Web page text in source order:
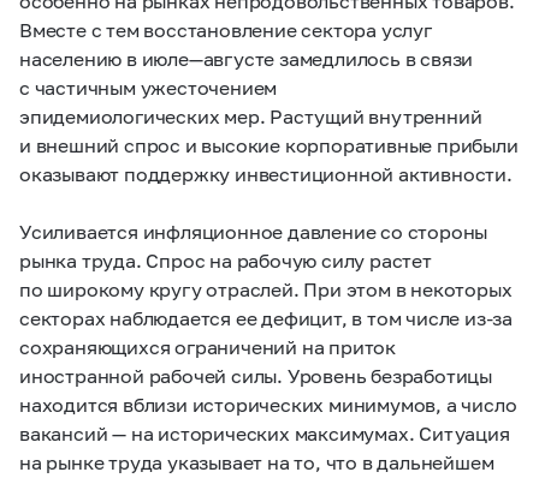
Вместе с тем восстановление сектора услуг
населению в июле—августе замедлилось в связи
с частичным ужесточением
эпидемиологических мер. Растущий внутренний
и внешний спрос и высокие корпоративные прибыли
оказывают поддержку инвестиционной активности.
Усиливается инфляционное давление со стороны
рынка труда. Спрос на рабочую силу растет
по широкому кругу отраслей. При этом в некоторых
секторах наблюдается ее дефицит, в том числе из-за
сохраняющихся ограничений на приток
иностранной рабочей силы. Уровень безработицы
находится вблизи исторических минимумов, а число
вакансий — на исторических максимумах. Ситуация
на рынке труда указывает на то, что в дальнейшем